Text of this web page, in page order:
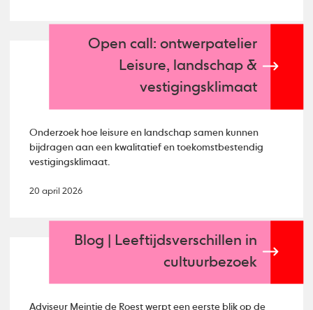
Open call: ontwerpatelier
Leisure, landschap &
vestigingsklimaat
Onderzoek hoe leisure en landschap samen kunnen
bijdragen aan een kwalitatief en toekomstbestendig
vestigingsklimaat.
20 april 2026
Blog | Leeftijdsverschillen in
cultuurbezoek
Adviseur Meintje de Roest werpt een eerste blik op de